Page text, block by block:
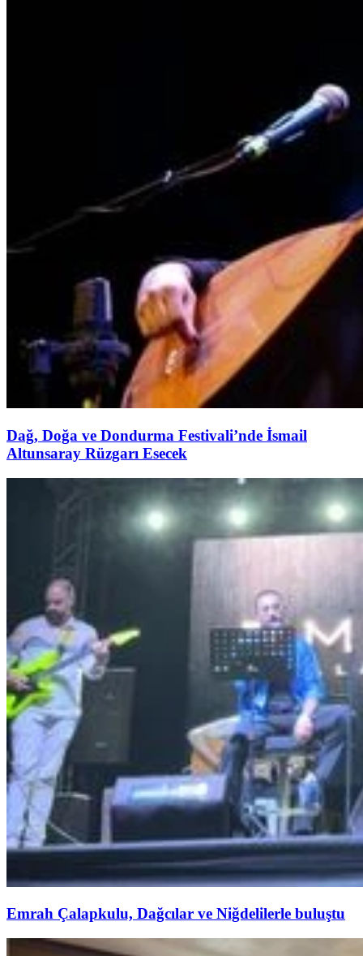
Dağ, Doğa ve Dondurma Festivali’nde İsmail
Altunsaray Rüzgarı Esecek
Emrah Çalapkulu, Dağcılar ve Niğdelilerle buluştu